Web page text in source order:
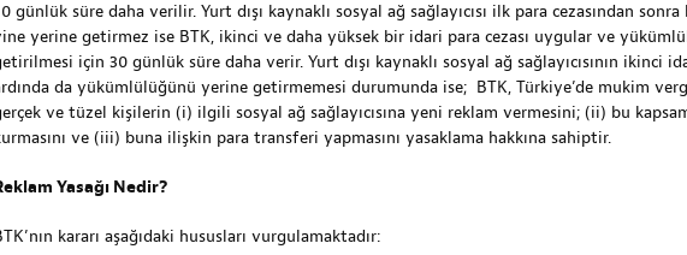
günlük süre daha verilir. Yurt dışı kaynaklı sosyal ağ sağlayıcısı ilk para cezasından
yerine getirmez ise BTK, ikinci ve daha yüksek bir idari para cezası uygular ve
için 30 günlük süre daha verir. Yurt dışı kaynaklı sosyal ağ sağlayıcısının ikinci
da yükümlülüğünü yerine getirmemesi durumunda ise; BTK, Türkiye’de mukim
ve tüzel kişilerin (i) ilgili sosyal ağ sağlayıcısına yeni reklam vermesini; (ii) bu
ve (iii) buna ilişkin para transferi yapmasını yasaklama hakkına sahiptir.
Yasağı Nedir?
kararı aşağıdaki hususları vurgulamaktadır: